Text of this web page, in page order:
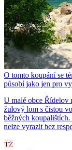
O tomto koupání se
působí jako jen pro
U malé obce Řídelov
žulový lom s čistou
běžných
nelze vyrazit bez